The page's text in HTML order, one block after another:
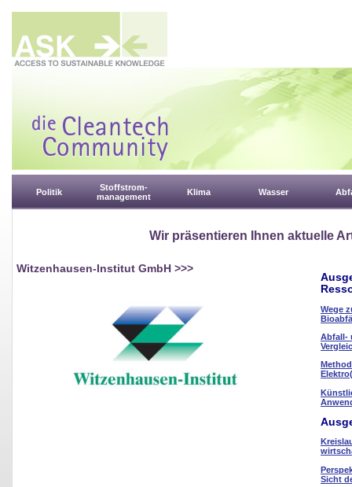
Politik
Stoffstrom-
management
Klima Wasser
Wir präsentieren Ihnen aktuelle
Witzenhausen-Institut GmbH >>>
Wege
Abfall-
Sicht